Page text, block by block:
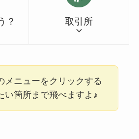
？ 取引所
メニューをクリックする
い箇所まで飛べますよ♪